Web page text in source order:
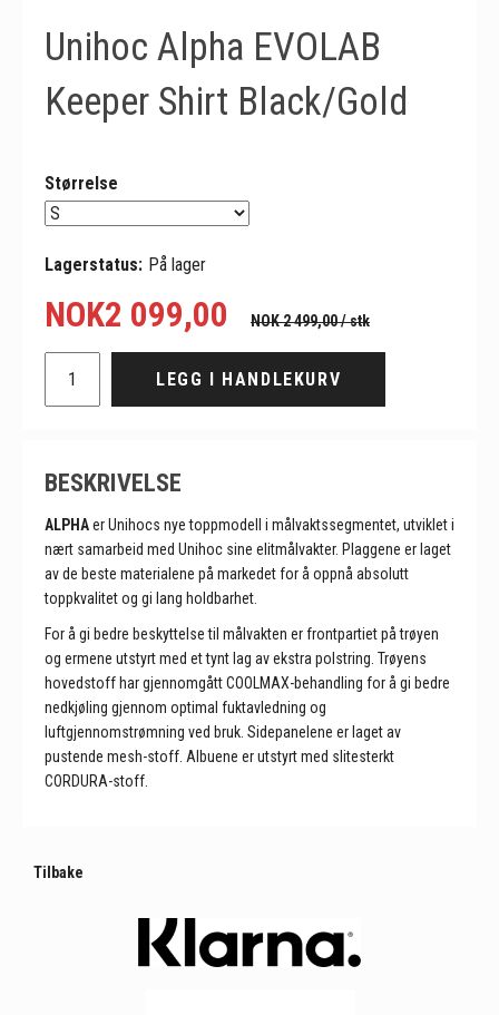
Unihoc Alpha EVOLAB
Keeper Shirt Black/Gold
Størrelse
Lagerstatus: På lager
NOK2 099,00 NOK 2 499,00/ stk
LEGG I HANDLEKURV
BESKRIVELSE
ALPHAer Unihocs nye toppmodell i målvaktssegmentet, utviklet i
nært samarbeid med Unihoc sine elitmålvakter. Plaggene er laget
av de beste materialene på markedet for å oppnå absolutt
toppkvalitet og gi lang holdbarhet.
For å gi bedre beskyttelse til målvakten er frontpartiet på trøyen
og ermene utstyrt med et tynt lag av ekstra polstring. Trøyens
hovedstoff har gjennomgått COOLMAX-behandling for å gi bedre
nedkjøling gjennom optimal fuktavledning og
luftgjennomstrømning ved bruk. Sidepanelene er laget av
pustende mesh-stoff. Albuene er utstyrt med slitesterkt
CORDURA-stoff.
Tilbake